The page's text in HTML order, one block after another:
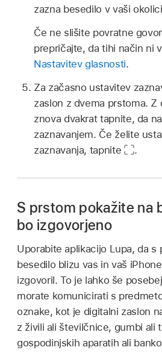
zazna besedilo v vaši
Če ne slišite povratne
prepričajte, da tihi način ni
Nastavitev glasnosti.
Za začasno ustavitev
zaslon z dvema prstoma. Z
znova dvakrat tapnite, da
zaznavanjem. Če želite
zaznavanja, tapnite
.
S prstom pokažite na
bo izgovorjeno
Uporabite aplikacijo Lupa, da s
besedilo blizu vas in vaš
izgovoril. To je lahko še
morate komunicirati s
oznake, kot je digitalni zaslon
z živili ali številčnice, gumbi ali
gospodinjskih aparatih ali